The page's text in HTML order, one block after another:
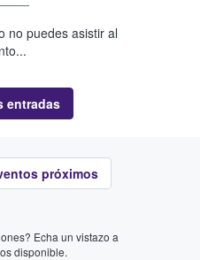
no puedes asistir al
entradas
próximos
Echa un vistazo a
disponible.